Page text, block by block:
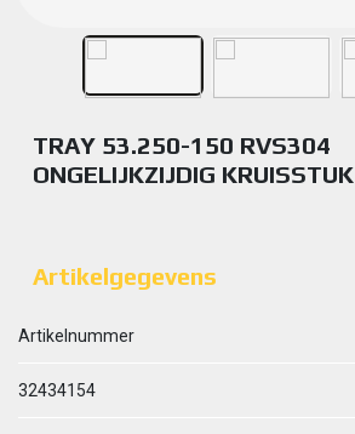
TRAY 53.250-150 RVS304
ONGELIJKZIJDIG KRUISSTUK
Artikelgegevens
Artikelnummer
32434154